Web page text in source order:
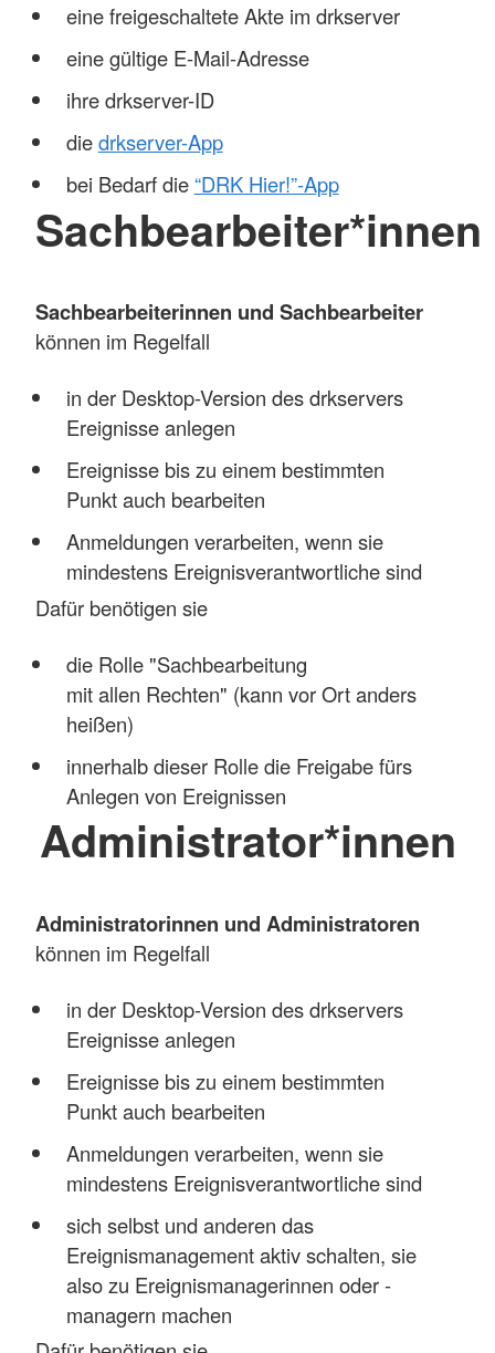
eine freigeschaltete Akte im drkserver
eine gültige E-Mail-Adresse
ihre drkserver-ID
diedrkserver-App
bei Bedarf die“DRK Hier!”-App
Sachbearbeiter*innen
Sachbearbeiterinnen und Sachbearbeiter
können im Regelfall
in der Desktop-Version des drkservers
Ereignisse anlegen
Ereignisse bis zu einem bestimmten
Punkt auch bearbeiten
Anmeldungen verarbeiten, wenn sie
mindestens Ereignisverantwortliche sind
Dafür benötigen sie
die Rolle "Sachbearbeitung
mit allen Rechten" (kann vor Ort anders
heißen)
innerhalb dieser Rolle die Freigabe fürs
Anlegen von Ereignissen
Administrator*innen
Administratorinnen und Administratoren
können im Regelfall
in der Desktop-Version des drkservers
Ereignisse anlegen
Ereignisse bis zu einem bestimmten
Punkt auch bearbeiten
Anmeldungen verarbeiten, wenn sie
mindestens Ereignisverantwortliche sind
sich selbst und anderen das
Ereignismanagement aktiv schalten, sie
also zu Ereignismanagerinnen oder -
managern machen